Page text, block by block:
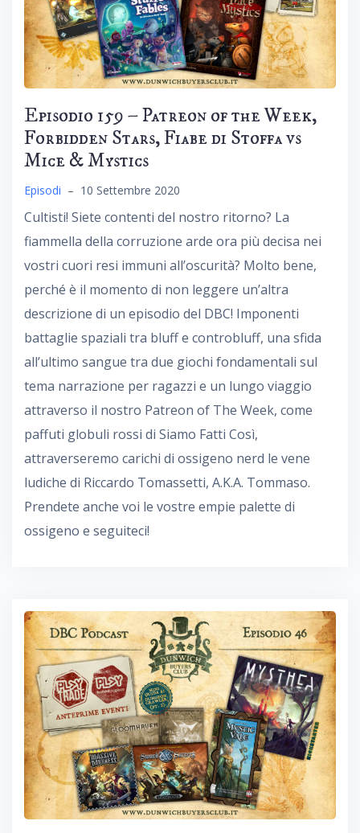
Episodio 159 – Patreon of the Week,
Forbidden Stars, Fiabe di Stoffa vs
Mice & Mystics
Episodi – 10 Settembre 2020
Cultisti! Siete contenti del nostro ritorno? La
fiammella della corruzione arde ora più decisa nei
vostri cuori resi immuni all’oscurità? Molto bene,
perché è il momento di non leggere un’altra
descrizione di un episodio del DBC! Imponenti
battaglie spaziali tra bluff e controbluff, una sfida
all’ultimo sangue tra due giochi fondamentali sul
tema narrazione per ragazzi e un lungo viaggio
attraverso il nostro Patreon of The Week, come
paffuti globuli rossi di Siamo Fatti Così,
attraverseremo carichi di ossigeno nerd le vene
ludiche di Riccardo Tomassetti, A.K.A. Tommaso.
Prendete anche voi le vostre empie palette di
ossigeno e seguiteci!